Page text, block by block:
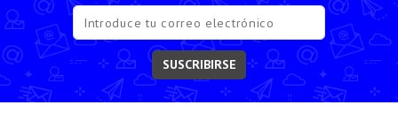
SUSCRIBIRSE